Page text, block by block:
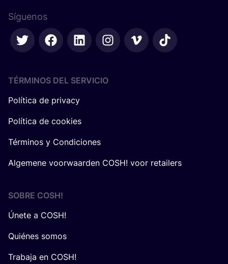
Síguenos
TÉRMINOS DEL SERVICIO
Política de privacy
Política de cookies
Términos y Condiciones
Algemene voorwaarden COSH! voor retailers
SOBRE COSH!
Únete a COSH!
Quiénes somos
Trabaja en COSH!